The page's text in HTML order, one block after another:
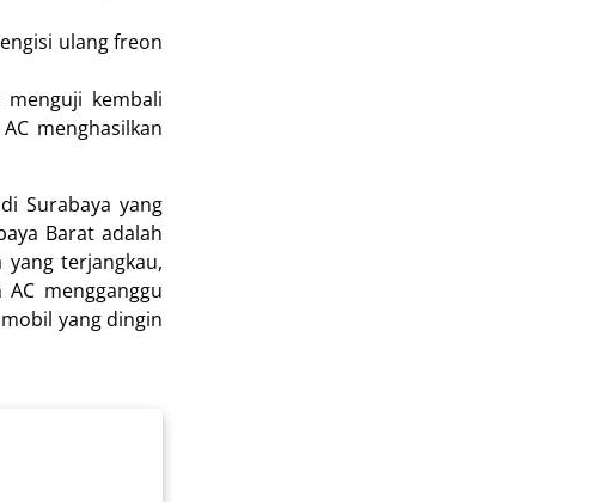
ulang freon
menguji kembali
menghasilkan
Surabaya yang
Barat adalah
terjangkau,
mengganggu
yang dingin